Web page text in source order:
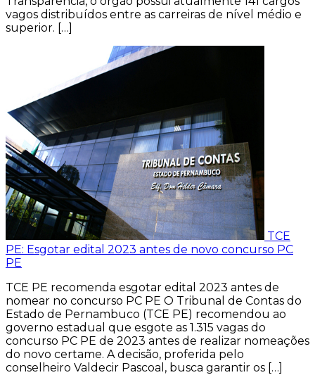
vagos distribuídos entre as carreiras de nível médio e
superior. […]
TCE
PE: Esgotar edital 2023 antes de novo concurso PC
PE
TCE PE recomenda esgotar edital 2023 antes de
nomear no concurso PC PE O Tribunal de Contas do
Estado de Pernambuco (TCE PE) recomendou ao
governo estadual que esgote as 1.315 vagas do
concurso PC PE de 2023 antes de realizar nomeações
do novo certame. A decisão, proferida pelo
conselheiro Valdecir Pascoal, busca garantir os […]